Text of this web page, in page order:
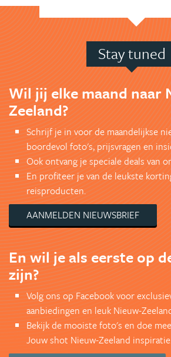
Stay tuned
Wil jij elke maand naar
Zeeland?
Schrijf je in voor de maandelijkse
boordevol foto's, prijsvragen en
Ook ontvang je speciale deals van
En profiteer je van de leukste
reisproducten.
AANMELDEN NIEUWSBRIEF
En wil je als eerste op
zijn?
Volg ons op Facebook voor
aanbiedingen en leuk Nieuw-
Bekijk de mooiste foto's en doe
Jouw shot Nieuw-Zeeland